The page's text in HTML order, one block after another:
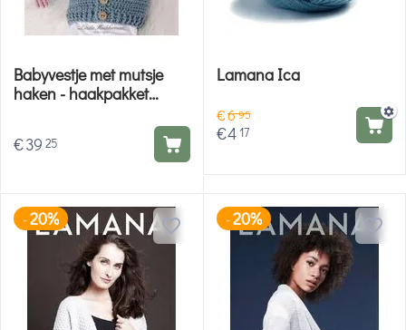
Babyvestje met mutsje
haken - haakpakket
€39 25
Lamana Ica
€695
€417
-20% -20%